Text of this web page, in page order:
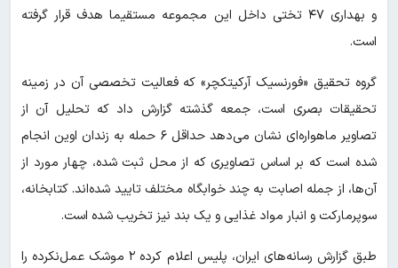
و بهداری ۴۷ تختی داخل این مجموعه مستقیما هدف قرار گرفته
است.
گروه تحقیق «فورنسیک آرکیتکچر» که فعالیت تخصصی آن در زمینه
تحقیقات بصری است، جمعه گذشته گزارش داد که تحلیل آن از
تصاویر ماهواره‌ای نشان می‌دهد حداقل ۶ حمله به زندان اوین انجام
شده است که بر اساس تصاویری که از محل ثبت شده، چهار مورد از
آن‌ها،‌ از جمله اصابت به چند خوابگاه مختلف تایید شده‌اند. کتابخانه،
سوپرمارکت و انبار مواد غذایی و یک بند نیز تخریب شده است.
طبق گزارش رسانه‌های ایران، پلیس اعلام کرده ۲ موشک عمل‌نکرده را